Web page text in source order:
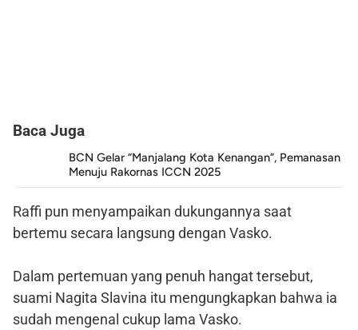
Baca Juga
BCN Gelar “Manjalang Kota Kenangan”, Pemanasan
Menuju Rakornas ICCN 2025
Raffi pun menyampaikan dukungannya saat
bertemu secara langsung dengan Vasko.
Dalam pertemuan yang penuh hangat tersebut,
suami Nagita Slavina itu mengungkapkan bahwa ia
sudah mengenal cukup lama Vasko.